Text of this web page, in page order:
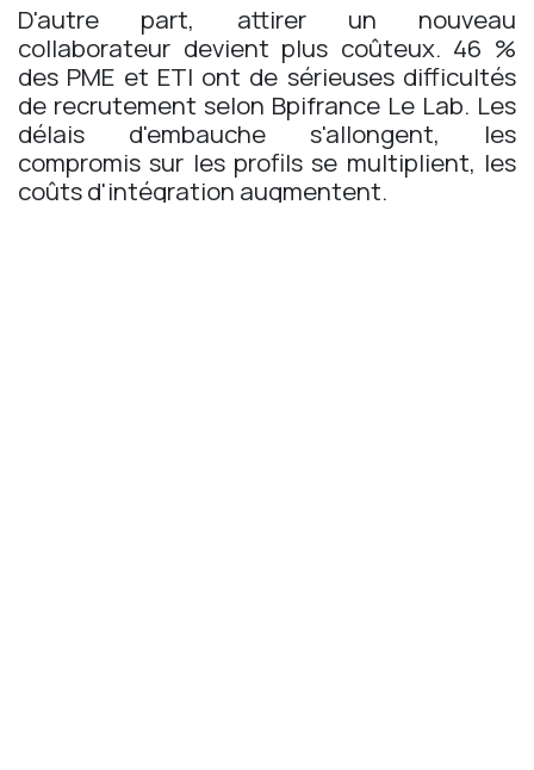
D'autre part, attirer un nouveau
collaborateur devient plus coûteux. 46 %
des PME et ETI ont de sérieuses difficultés
de recrutement selon Bpifrance Le Lab. Les
délais d'embauche s'allongent, les
compromis sur les profils se multiplient, les
coûts d'intégration augmentent.